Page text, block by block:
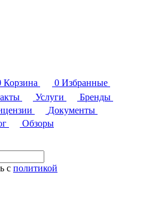
Корзина 0 Избранные
Услуги
Бренды
Документы
Обзоры
с политикой